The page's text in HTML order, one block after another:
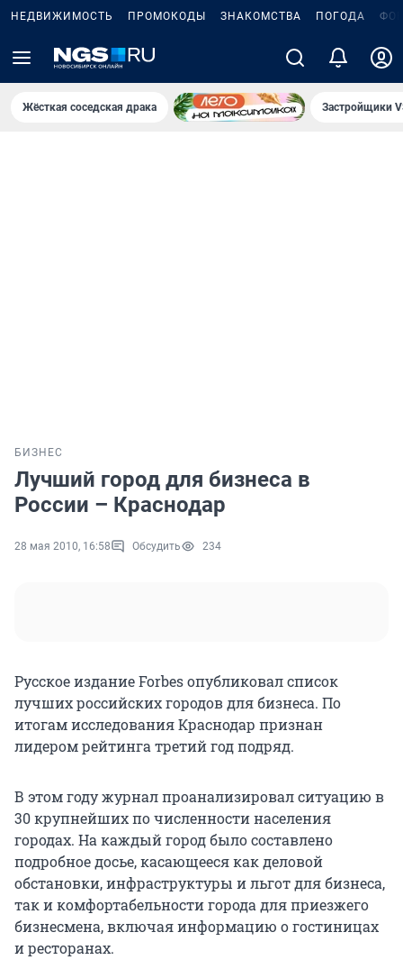
НЕДВИЖИМОСТЬ ПРОМОКОДЫ ЗНАКОМСТВА ПОГОДА
Жёсткая соседская драка Застройщики
БИЗНЕС
Лучший город для бизнеса в
России – Краснодар
28 мая 2010, 16:58 Обсудить 234
Русское издание Forbes опубликовал список
лучших российских городов для бизнеса. По
итогам исследования Краснодар признан
лидером рейтинга третий год подряд.
В этом году журнал проанализировал ситуацию в
30 крупнейших по численности населения
городах. На каждый город было составлено
подробное досье, касающееся как деловой
обстановки, инфраструктуры и льгот для бизнеса,
так и комфортабельности города для приезжего
бизнесмена, включая информацию о гостиницах
и ресторанах.